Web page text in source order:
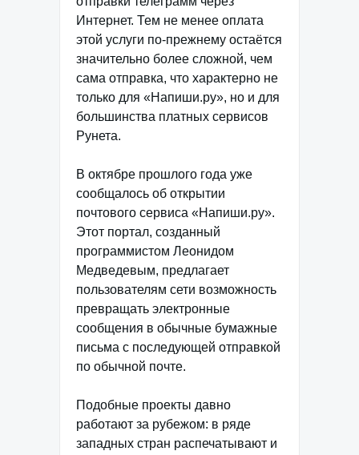
Интернет. Тем не менее оплата
этой услуги по-прежнему остаётся
значительно более сложной, чем
сама отправка, что характерно не
только для «Напиши.ру», но и для
большинства платных сервисов
Рунета.
В октябре прошлого года уже
сообщалось об открытии
почтового сервиса «Напиши.ру».
Этот портал, созданный
программистом Леонидом
Медведевым, предлагает
пользователям сети возможность
превращать электронные
сообщения в обычные бумажные
письма с последующей отправкой
по обычной почте.
Подобные проекты давно
работают за рубежом: в ряде
западных стран распечатывают и